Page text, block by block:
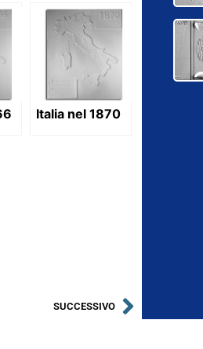
Italia nel 1870
SUCCESSIVO